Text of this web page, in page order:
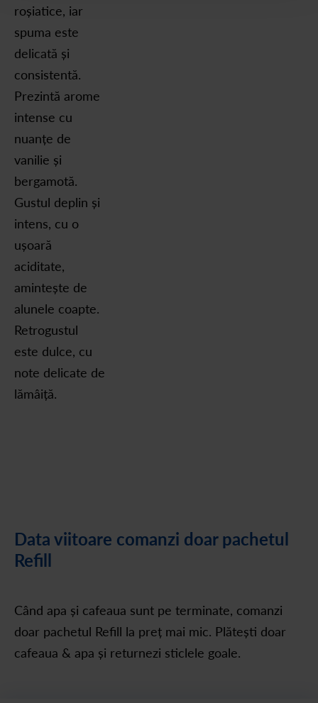
roșiatice, iar
spuma este
delicată și
consistentă.
Prezintă arome
intense cu
nuanțe de
vanilie și
bergamotă.
Gustul deplin și
intens, cu o
ușoară
aciditate,
amintește de
alunele coapte.
Retrogustul
este dulce, cu
note delicate de
lămâiță.
Data viitoare comanzi doar pachetul
Refill
Când apa și cafeaua sunt pe terminate, comanzi
doar pachetul Refill la preț mai mic. Plătești doar
cafeaua & apa și returnezi sticlele goale.